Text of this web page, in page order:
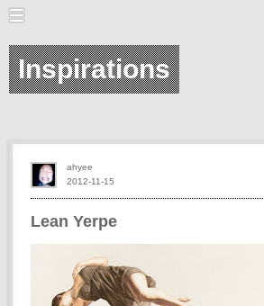
Inspirations
Lean Yerpe
2012-11-15
ahyee